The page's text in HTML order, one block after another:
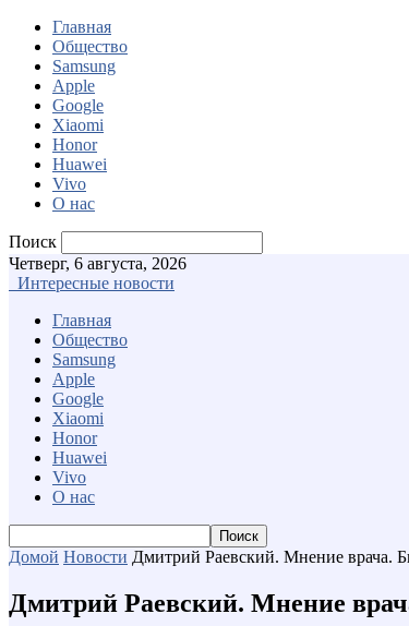
Главная
Общество
Samsung
Apple
Google
Xiaomi
Honor
Huawei
Vivo
О нас
Поиск
Четверг, 6 августа, 2026
Интересные новости
Главная
Общество
Samsung
Apple
Google
Xiaomi
Honor
Huawei
Vivo
О нас
Домой Новости Дмитрий Раевский. Мнение врача.
Дмитрий Раевский. Мнение